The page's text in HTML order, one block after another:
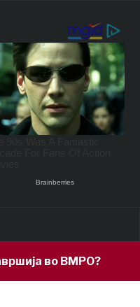
во ВМРО?